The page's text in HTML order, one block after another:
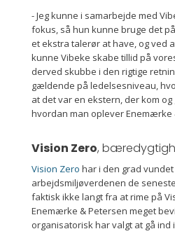
- Jeg kunne i samarbejde med
fokus, så hun kunne bruge det
et ekstra talerør at have, og ved
kunne Vibeke skabe tillid på
derved skubbe i den rigtige
gældende på ledelsesniveau,
at det var en ekstern, der kom og
hvordan man oplever Enemærke
Vision Zero,
Vision Zero har i den grad
arbejdsmiljøverdenen de seneste
faktisk ikke langt fra at rime på
Enemærke & Petersen meget
organisatorisk har valgt at gå ind